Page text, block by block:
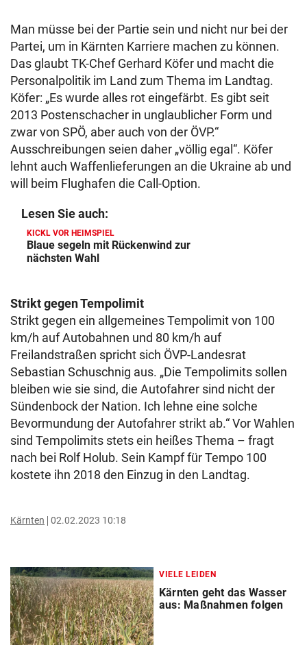
Man müsse bei der Partie sein und nicht nur bei der
Partei, um in Kärnten Karriere machen zu können.
Das glaubt TK-Chef Gerhard Köfer und macht die
Personalpolitik im Land zum Thema im Landtag.
Köfer: „Es wurde alles rot eingefärbt. Es gibt seit
2013 Postenschacher in unglaublicher Form und
zwar von SPÖ, aber auch von der ÖVP.“
Ausschreibungen seien daher „völlig egal“. Köfer
lehnt auch Waffenlieferungen an die Ukraine ab und
will beim Flughafen die Call-Option.
Lesen Sie auch:
KICKL VOR HEIMSPIEL
Blaue segeln mit Rückenwind zur
nächsten Wahl
Strikt gegen Tempolimit
Strikt gegen ein allgemeines Tempolimit von 100
km/h auf Autobahnen und 80 km/h auf
Freilandstraßen spricht sich ÖVP-Landesrat
Sebastian Schuschnig aus. „Die Tempolimits sollen
bleiben wie sie sind, die Autofahrer sind nicht der
Sündenbock der Nation. Ich lehne eine solche
Bevormundung der Autofahrer strikt ab.“ Vor Wahlen
sind Tempolimits stets ein heißes Thema – fragt
nach bei Rolf Holub. Sein Kampf für Tempo 100
kostete ihn 2018 den Einzug in den Landtag.
Kärnten 02.02.2023 10:18
VIELE LEIDEN
Kärnten geht das Wasser
aus: Maßnahmen folgen